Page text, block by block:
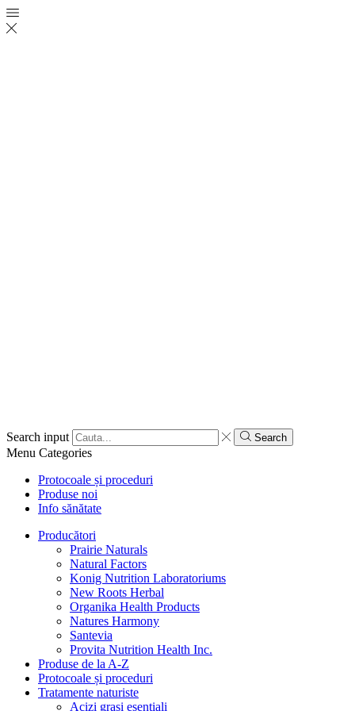
Search input Search
Menu Categories
Protocoale și proceduri
Produse noi
Info sănătate
Producători
Prairie Naturals
Natural Factors
Konig Nutrition Laboratoriums
New Roots Herbal
Organika Health Products
Natures Harmony
Santevia
Provita Nutrition Health Inc.
Produse de la A-Z
Protocoale și proceduri
Tratamente naturiste
Acizi grași esențiali